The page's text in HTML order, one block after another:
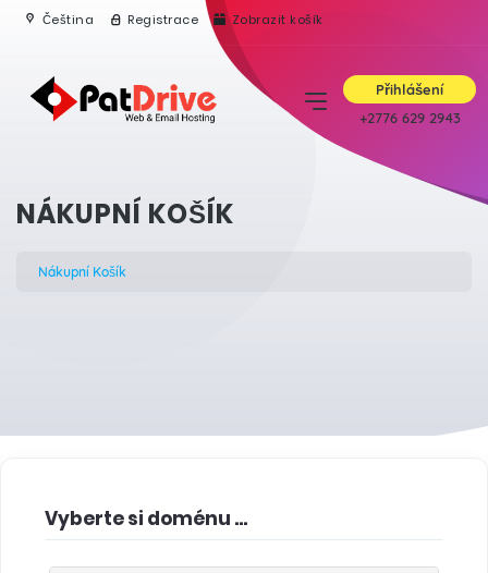
Čeština Registrace Zobrazit košík
Přihlášení
+2776 629 2943
NÁKUPNÍ KOŠÍK
Nákupní Košík
Vyberte si doménu ...